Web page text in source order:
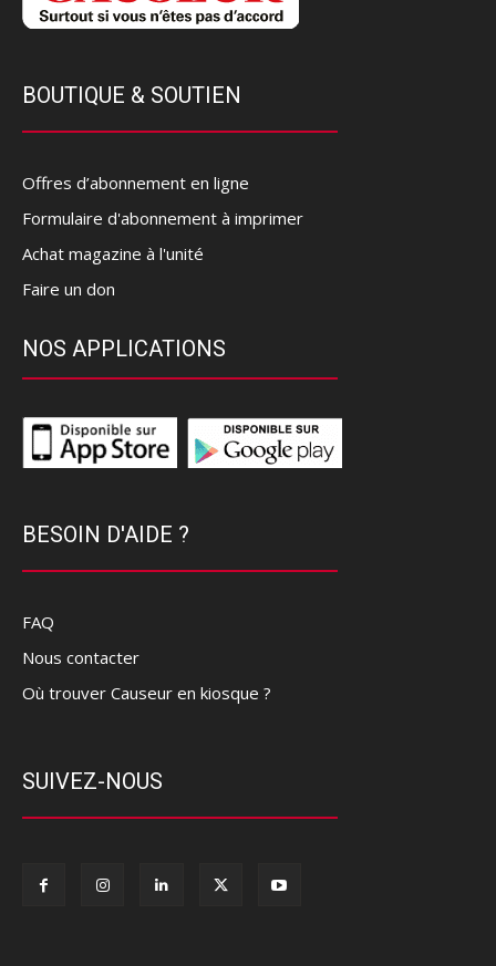
BOUTIQUE & SOUTIEN
Offres d’abonnement en ligne
Formulaire d'abonnement à imprimer
Achat magazine à l'unité
Faire un don
NOS APPLICATIONS
BESOIN D'AIDE ?
FAQ
Nous contacter
Où trouver Causeur en kiosque ?
SUIVEZ-NOUS